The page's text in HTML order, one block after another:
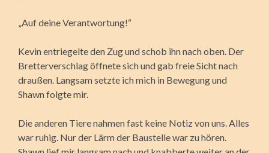
„Auf deine Verantwortung!“
Kevin entriegelte den Zug und schob ihn nach oben. Der
Bretterverschlag öffnete sich und gab freie Sicht nach
draußen. Langsam setzte ich mich in Bewegung und
Shawn folgte mir.
Die anderen Tiere nahmen fast keine Notiz von uns. Alles
war ruhig. Nur der Lärm der Baustelle war zu hören.